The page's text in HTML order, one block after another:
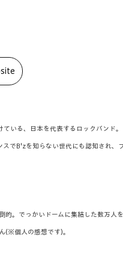
いる、日本を代表するロックバンド。
でB'zを知らない世代にも認知され、
。でっかいドームに集結した数万人
(※個人の感想です)。